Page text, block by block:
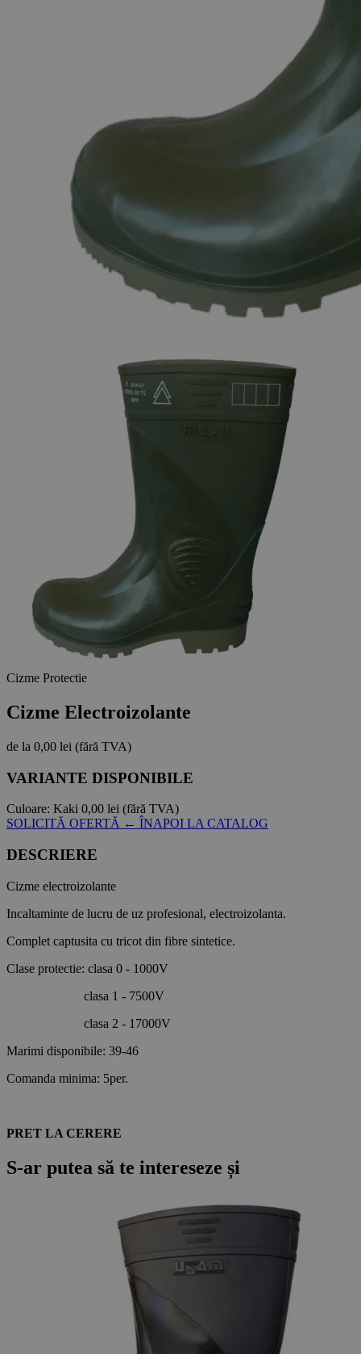
Cizme Protectie
Cizme Electroizolante
de la 0,00 lei (fără TVA)
VARIANTE DISPONIBILE
Culoare: Kaki 0,00 lei (fără TVA)
SOLICITĂ OFERTĂ ← ÎNAPOI LA CATALOG
DESCRIERE
Cizme electroizolante
Incaltaminte de lucru de uz profesional, electroizolanta.
Complet captusita cu tricot din fibre sintetice.
Clase protectie: clasa 0 - 1000V
clasa 1 - 7500V
clasa 2 - 17000V
Marimi disponibile: 39-46
Comanda minima: 5per.
PRET LA CERERE
S-ar putea să te intereseze și